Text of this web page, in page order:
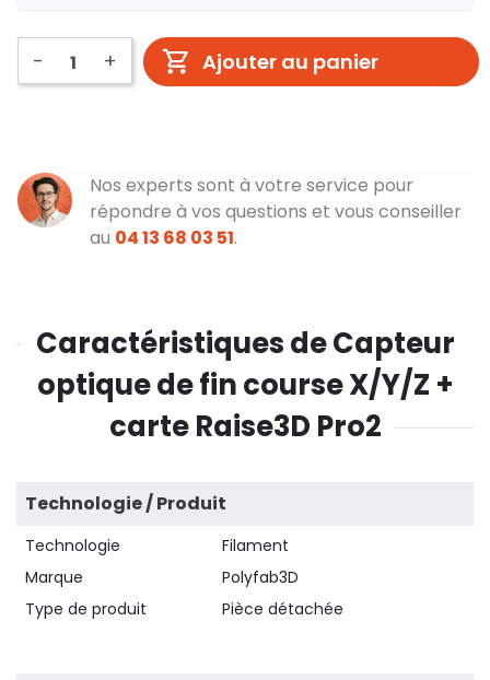
- + Ajouter au panier
Nos experts sont à votre service pour
répondre à vos questions et vous conseiller
au 04 13 68 03 51.
Caractéristiques de Capteur
optique de fin course X/Y/Z +
carte Raise3D Pro2
Technologie / Produit
Technologie
Filament
Marque
Polyfab3D
Type de produit
Pièce détachée